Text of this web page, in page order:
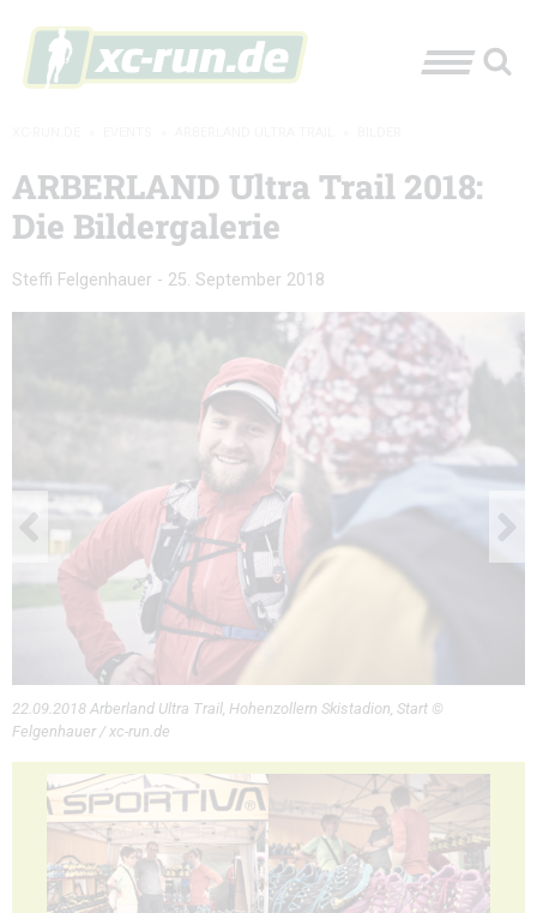
ARBERLAND Ultra Trail 2018:
Die Bildergalerie
Steffi Felgenhauer - 25. September 2018
22.09.2018 Arberland Ultra Trail, Hohenzollern Skistadion, Start ©
Felgenhauer / xc-run.de